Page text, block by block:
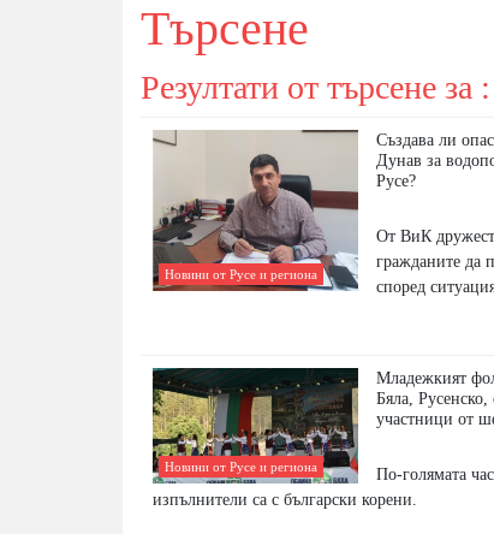
Търсене
Резултати от търсене за :
Новини от Русе и региона
Създава ли
Дунав за
Русе?
От ВиК
гражданите да
според
Новини от Русе и региона
Младежкият
Бяла,
участници от
По-голямата
изпълнители са с български корени.